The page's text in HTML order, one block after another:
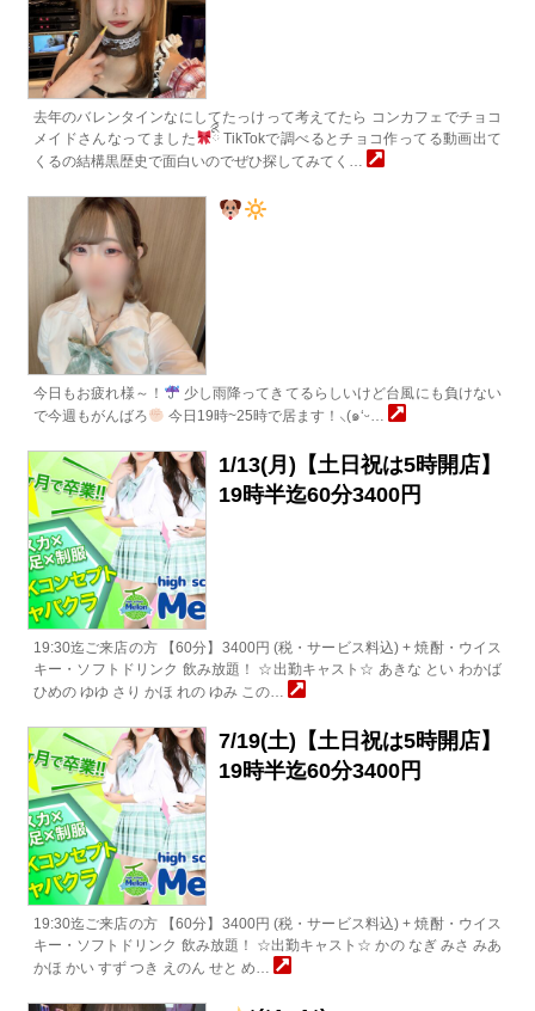
去年のバレンタインなにしてたっけって考えてたら コンカフェでチョコ
メイドさんなってました
ིྀ TikTokで調べるとチョコ作ってる動画出て
くるの結構黒歴史で面白いのでぜひ探してみてく…
今日もお疲れ様～！
少し雨降ってきてるらしいけど台風にも負けない
で今週もがんばろ
今日19時~25時で居ます！⸜(๑‘ᵕ…
1/13(月)【土日祝は5時開店】
19時半迄60分3400円
19:30迄ご来店の方 【60分】3400円 (税・サービス料込) + 焼酎・ウイス
キー・ソフトドリンク 飲み放題！ ☆出勤キャスト☆ あきな とい わかば
ひめの ゆゆ さり かほ れの ゆみ この…
7/19(土)【土日祝は5時開店】
19時半迄60分3400円
19:30迄ご来店の方 【60分】3400円 (税・サービス料込) + 焼酎・ウイス
キー・ソフトドリンク 飲み放題！ ☆出勤キャスト☆ かの なぎ みさ みあ
かほ かい すず つき えのん せと め…